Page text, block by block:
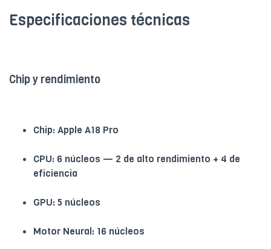
Especificaciones técnicas
Chip y rendimiento
Chip: Apple A18 Pro
CPU: 6 núcleos — 2 de alto rendimiento + 4 de
eficiencia
GPU: 5 núcleos
Motor Neural: 16 núcleos